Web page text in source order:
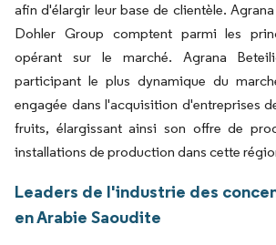
afin d'élargir leur base de clientèle.
Dohler Group comptent parmi les
opérant sur le marché. Agrana
participant le plus dynamique du
engagée dans l'acquisition d'entreprises
fruits, élargissant ainsi son offre de
installations de production dans cette
Leaders de l'industrie des
en Arabie Saoudite